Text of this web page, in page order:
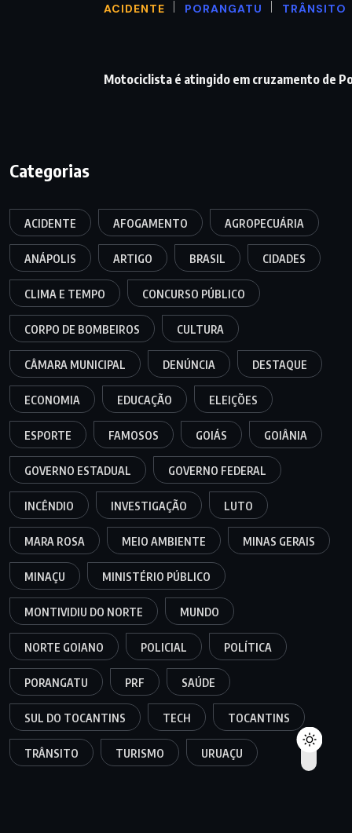
ACIDENTE PORANGATU TRÂNSITO
Motociclista é atingido em cruzamento de
Categorias
ACIDENTE AFOGAMENTO AGROPECUÁRIA
ANÁPOLIS ARTIGO BRASIL CIDADES
CLIMA E TEMPO CONCURSO PÚBLICO
CORPO DE BOMBEIROS CULTURA
CÂMARA MUNICIPAL DENÚNCIA DESTAQUE
ECONOMIA EDUCAÇÃO ELEIÇÕES
ESPORTE FAMOSOS GOIÁS GOIÂNIA
GOVERNO ESTADUAL GOVERNO FEDERAL
INCÊNDIO INVESTIGAÇÃO LUTO
MARA ROSA MEIO AMBIENTE MINAS GERAIS
MINAÇU MINISTÉRIO PÚBLICO
MONTIVIDIU DO NORTE MUNDO
NORTE GOIANO POLICIAL POLÍTICA
PORANGATU PRF SAÚDE
SUL DO TOCANTINS TECH TOCANTINS
TRÂNSITO TURISMO URUAÇU